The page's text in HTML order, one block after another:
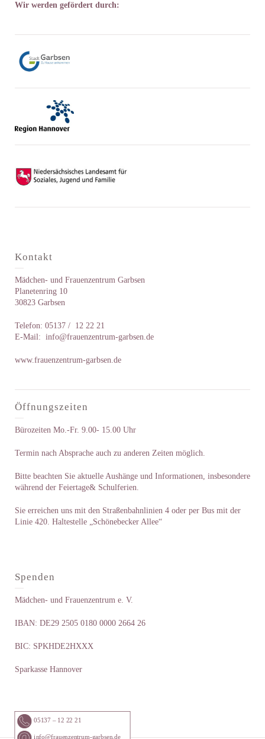
Wir werden gefördert durch:
05137 – 12 22 21
info@frauenzentrum-garbsen.de
Kontakt
Mädchen- und Frauenzentrum Garbsen
Planetenring 10
30823 Garbsen
Telefon: 05137 / 12 22 21
E-Mail: info@frauenzentrum-garbsen.de
www.frauenzentrum-garbsen.de
Öffnungszeiten
Bürozeiten Mo.-Fr. 9.00- 15.00 Uhr
Termin nach Absprache auch zu anderen Zeiten möglich.
Bitte beachten Sie aktuelle Aushänge und Informationen, insbesondere
während der Feiertage& Schulferien.
Sie erreichen uns mit den Straßenbahnlinien 4 oder per Bus mit der
Linie 420. Haltestelle „Schönebecker Allee“
Spenden
Mädchen- und Frauenzentrum e. V.
IBAN: DE29 2505 0180 0000 2664 26
BIC: SPKHDE2HXXX
Sparkasse Hannover